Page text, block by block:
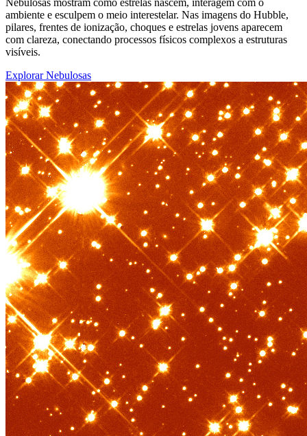
ambiente e esculpem o meio interestelar. Nas imagens do Hubble,
pilares, frentes de ionização, choques e estrelas jovens aparecem
com clareza, conectando processos físicos complexos a estruturas
visíveis.
Explorar Nebulosas